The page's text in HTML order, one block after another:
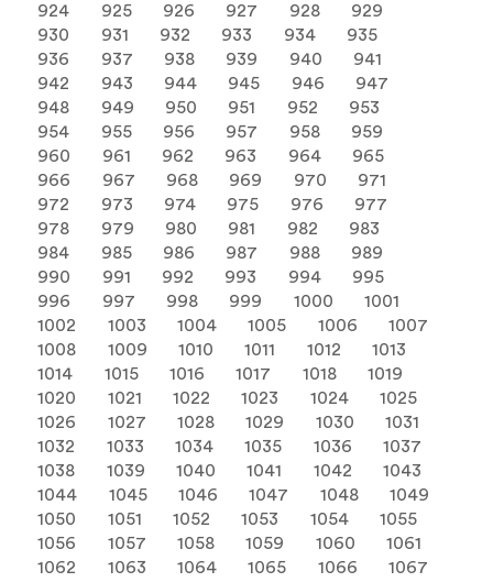
924
925 926 927 928
929
930
931 932 933 934
935
936
937 938 939 940
941
942
943 944 945 946
947
948
949 950 951 952
953
954
955 956 957 958
959
960
961 962 963 964
965
966
967 968 969 970
971
972
973 974 975 976
977
978
979 980 981 982
983
984
985 986 987 988
989
990
991 992 993 994
995
996
997 998 999 1000
1001
1002
1003 1004 1005 1006
1007
1008
1009 1010 1011 1012
1013
1014
1015 1016 1017 1018
1019
1020
1021 1022 1023 1024
1025
1026
1027 1028 1029 1030
1031
1032
1033 1034 1035 1036
1037
1038
1039 1040 1041 1042
1043
1044
1045 1046 1047 1048
1049
1050
1051 1052 1053 1054
1055
1056
1057 1058 1059 1060
1061
1062
1063 1064 1065 1066
1067